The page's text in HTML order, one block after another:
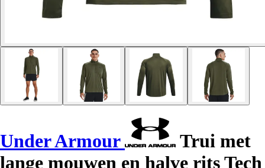
Under Armour
Trui met
lange mouwen en halve rits Tech